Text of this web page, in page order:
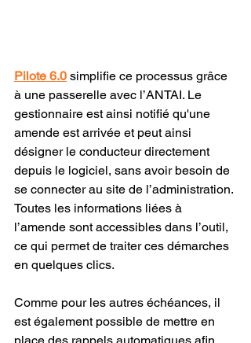
Pilote 6.0 simplifie ce processus grâce
à une passerelle avec l’ANTAI. Le
gestionnaire est ainsi notifié qu'une
amende est arrivée et peut ainsi
désigner le conducteur directement
depuis le logiciel, sans avoir besoin de
se connecter au site de l’administration.
Toutes les informations liées à
l’amende sont accessibles dans l’outil,
ce qui permet de traiter ces démarches
en quelques clics.
Comme pour les autres échéances, il
est également possible de mettre en
place des rappels automatiques afin